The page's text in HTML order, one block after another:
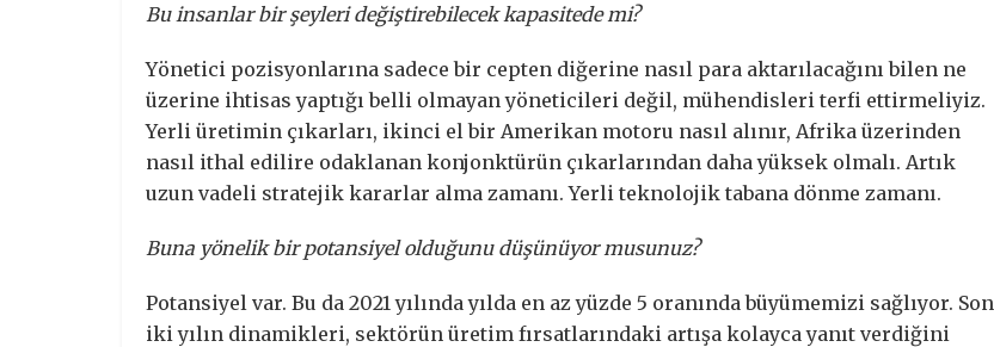
Bu insanlar bir şeyleri değiştirebilecek kapasitede mi?
Yönetici pozisyonlarına sadece bir cepten diğerine nasıl para aktarılacağını bilen ne
üzerine ihtisas yaptığı belli olmayan yöneticileri değil, mühendisleri terfi ettirmeliyiz.
Yerli üretimin çıkarları, ikinci el bir Amerikan motoru nasıl alınır, Afrika üzerinden
nasıl ithal edilire odaklanan konjonktürün çıkarlarından daha yüksek olmalı. Artık
uzun vadeli stratejik kararlar alma zamanı. Yerli teknolojik tabana dönme zamanı.
Buna yönelik bir potansiyel olduğunu düşünüyor musunuz?
Potansiyel var. Bu da 2021 yılında yılda en az yüzde 5 oranında büyümemizi sağlıyor. Son
iki yılın dinamikleri, sektörün üretim fırsatlarındaki artışa kolayca yanıt verdiğini